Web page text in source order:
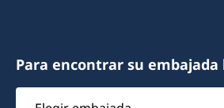
Mónica Erasmie
V9410BBE Ushuaia, Tierra del
Para encontrar su embajada
Elegir